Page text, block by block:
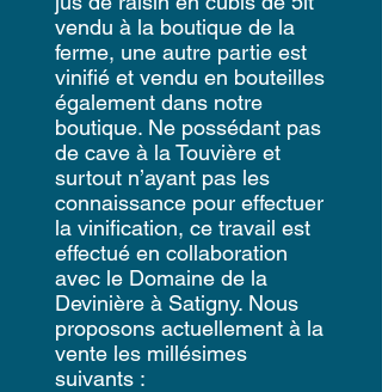
vendu à la boutique de la
ferme, une autre partie est
vinifié et vendu en bouteilles
également dans notre
boutique. Ne possédant pas
de cave à la Touvière et
surtout n’ayant pas les
connaissance pour effectuer
la vinification, ce travail est
effectué en collaboration
avec le Domaine de la
Devinière à Satigny. Nous
proposons actuellement à la
vente les millésimes
suivants :